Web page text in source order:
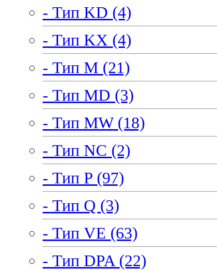
- Тип KD (4)
- Тип KX (4)
- Тип M (21)
- Тип MD (3)
- Тип MW (18)
- Тип NC (2)
- Тип P (97)
- Тип Q (3)
- Тип VE (63)
- Тип DPA (22)